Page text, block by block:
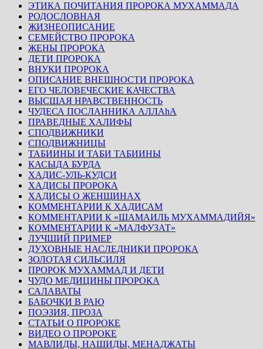
ЭТИКА ПОЧИТАНИЯ ПРОРОКА МУХАММАДА
РОДОСЛОВНАЯ
ЖИЗНЕОПИСАНИЕ
СЕМЕЙСТВО ПРОРОКА
ЖЕНЫ ПРОРОКА
ДЕТИ ПРОРОКА
ВНУКИ ПРОРОКА
ОПИСАНИЕ ВНЕШНОСТИ ПРОРОКА
ЕГО ЧЕЛОВЕЧЕСКИЕ КАЧЕСТВА
ВЫСШАЯ НРАВСТВЕННОСТЬ
ЧУДЕСА ПОСЛАННИКА АЛЛАhА
ПРАВЕДНЫЕ ХАЛИФЫ
СПОДВИЖНИКИ
СПОДВИЖНИЦЫ
ТАБИИНЫ И ТАБИ ТАБИИНЫ
КАСЫДА БУРДА
ХАДИС-УЛЬ-КУДСИ
ХАДИСЫ ПРОРОКА
ХАДИСЫ О ЖЕНЩИНАХ
КОММЕНТАРИИ К ХАДИСАМ
КОММЕНТАРИИ К «ШАМАИЛЬ МУХАММАДИЙЯ»
КОММЕНТАРИИ К «МАЛФУЗАТ»
ЛУЧШИЙ ПРИМЕР
ДУХОВНЫЕ НАСЛЕДНИКИ ПРОРОКА
ЗОЛОТАЯ СИЛЬСИЛЯ
ПРОРОК МУХАММАД И ДЕТИ
ЧУДО МЕДИЦИНЫ ПРОРОКА
САЛАВАТЫ
БАБОЧКИ В РАЮ
ПОЭЗИЯ, ПРОЗА
СТАТЬИ О ПРОРОКЕ
ВИДЕО О ПРОРОКЕ
МАВЛИДЫ, НАШИДЫ, МЕНАДЖАТЫ